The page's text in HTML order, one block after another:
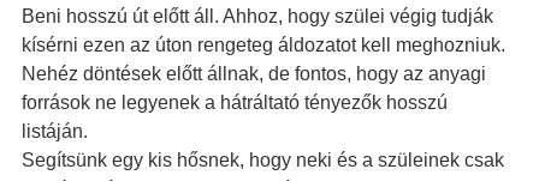
Beni hosszú út előtt áll. Ahhoz, hogy szülei végig tudják
kísérni ezen az úton rengeteg áldozatot kell meghozniuk.
Nehéz döntések előtt állnak, de fontos, hogy az anyagi
források ne legyenek a hátráltató tényezők hosszú
listáján.
Segítsünk egy kis hősnek, hogy neki és a szüleinek csak